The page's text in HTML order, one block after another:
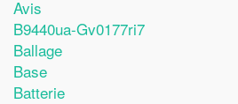
Avis
B9440ua-Gv0177ri7
Ballage
Base
Batterie